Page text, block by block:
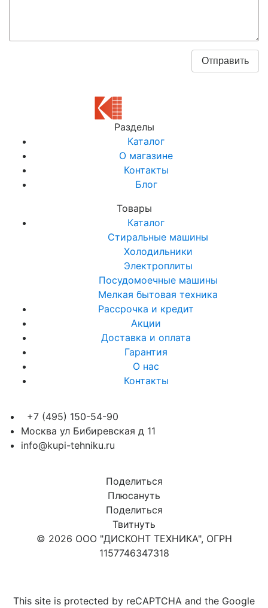
Разделы
Каталог
О магазине
Контакты
Блог
Товары
Каталог
Стиральные машины
Холодильники
Электроплиты
Посудомоечные машины
Мелкая бытовая техника
Рассрочка и кредит
Акции
Доставка и оплата
Гарантия
О нас
Контакты
+7 (495) 150-54-90
Москва ул Бибиревская д 11
info@kupi-tehniku.ru
Поделиться
Плюсануть
Поделиться
Твитнуть
© 2026 ООО "ДИСКОНТ ТЕХНИКА", ОГРН
1157746347318
This site is protected by reCAPTCHA and the Google